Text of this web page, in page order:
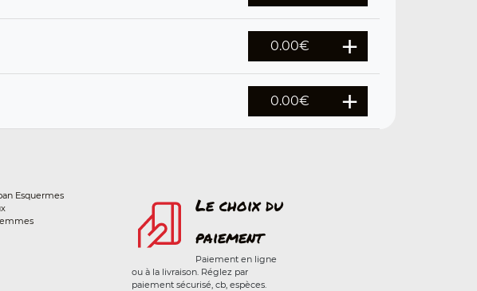
0.00€
0.00€
Esquermes
Le choix du
paiement
Paiement en ligne
ou à la livraison. Réglez par
paiement sécurisé, cb, espèces.